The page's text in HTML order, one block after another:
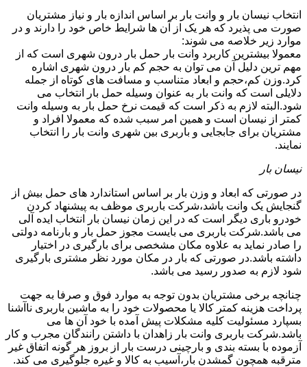
انتخاب نیسان بار و وانت بار بر اساس اندازه بار و نیاز مشتریان
صورت می پذیرد که هر یک از آن ها شرایط خاص خود را دارند و در
موارد زیر خلاصه می شوند:
معمولا بیشترین کاربرد وانت بار حمل بار درون شهری است که از
مهم ترین دلیل آن می توان به حجم کم بار درون شهری اشاره
کرد.وزن کم،حجم و ابعاد متناسب و مسافت های کوتاه از جمله
دلایلی است که وانت بار به عنوان وسیله حمل بار انتخاب می
شود.البته لازم به ذکر است که قیمت نرخ حمل بار به وسیله وانت
کمتر از نیسان است و همین امر سبب شده که معمولا افراد و
مشتریان برای جابجایی و باربری بین شهری وانت بار را انتخاب
نمایند.
نیسان بار
در صورتی که ابعاد و وزن بار بر اساس استاندارد های حمل بیش از
گنجایش یک وانت باشد،شرکت باربری موظف به پیشنهاد کردن
خودرو باری دیگر است که در این زمان نیسان بار انتخاب ایده آلی
می باشد.شرکت باربری می بایست مجوز حمل بار و بارنامه دولتی
را صادر نماید به علاوه مکان مشخصی برای بارگیری در اختیار
داشته باشد.در صورتی که بار در مکان مورد نظر مشتری بارگیری
شود لازم به صدور رسید می باشد.
چنانچه برخی مشتریان بدون توجه به موارد فوق و صرفا به جهت
پرداخت هزینه کمتر کالا یا محصولات خود را به ماشین باربری ناآشنا
بسپارد مسئولیت کلیه مشکلات پیش آمده با خود آن ها می
باشد.شرکت باربری وانت بار زاهدان با داشتن رانندگان مجرب و کار
آزموده با بسته بندی و بارچینی درست بار از بروز هر گونه اتفاق غیر
مترقبه همچون گمشدن بار،آسیب به کالا و غیره جلوگیری می کند.